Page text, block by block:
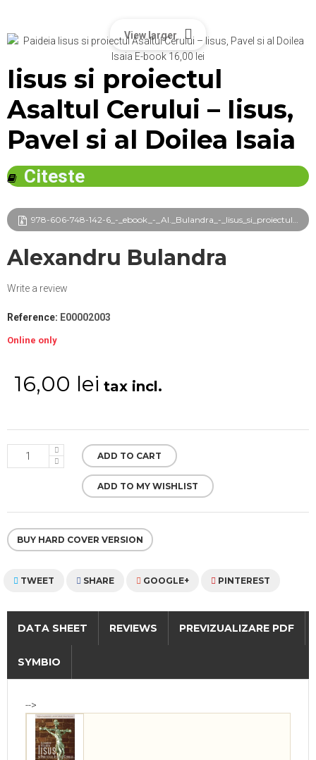
View larger
Iisus si proiectul
Asaltul Cerului – Iisus,
Pavel si al Doilea Isaia
Citeste
978-606-748-142-6_-_ebook_-_Al._Bulandra_-_Iisus_si_proiectul_Asaltul_Cerului_frg.pdf
Alexandru Bulandra
Write a review
Reference: E00002003
Online only
16,00 lei tax incl.
ADD TO CART
ADD TO MY WISHLIST
BUY HARD COVER VERSION
TWEET SHARE GOOGLE+ PINTEREST
DATA SHEET REVIEWS PREVIZUALIZARE PDF
SYMBIO
-->